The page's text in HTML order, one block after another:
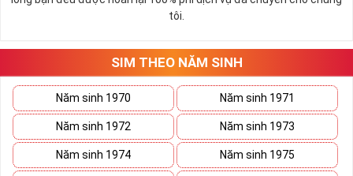
mọi vấn đề. Số 2 giúp cho họ có được sự lựa chọn, để đưa ra
những hướng giải quyết đúng đắn nhắt.
tứ 2 cùng xuất hiện trong một dãy số sim càng giúp cho ý nghĩa
sim tứ quýtăng lên gấp bội. Sở hữu sim Tứ Quý 2 giúp khích lệ tinh
thần người sở hữu là không sợ bất cứ điều gì mà hãy cứ làm thì
mọi điều tốt đẹp và may mắn ắt sẽ đến.
Lợi ích sim Tứ Quý 2 mang lại là gì?
tôi.
SIM THEO NĂM SINH
Năm sinh 1970 Năm sinh 1971
Năm sinh 1972 Năm sinh 1973
Năm sinh 1974 Năm sinh 1975